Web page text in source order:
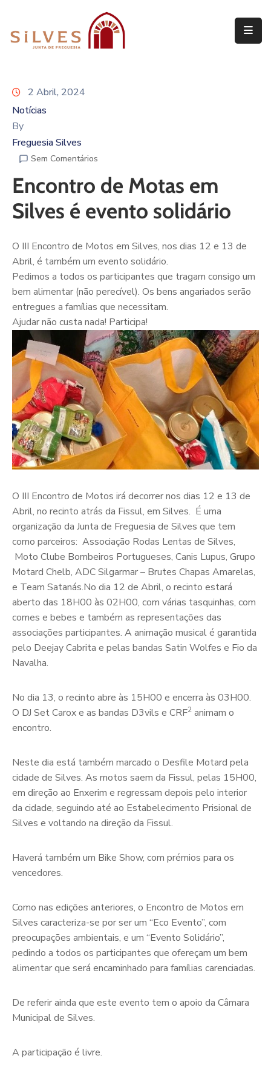
de
Freguesia
Assembleia
Freguesia
Projetos
2 Abril, 2024
Notícias
By
Freguesia Silves
Sem Comentários
Encontro de Motas em
Silves é evento solidário
O III Encontro de Motos em Silves, nos dias 12 e 13 de
Abril, é também um evento solidário.
Pedimos a todos os participantes que tragam consigo um
bem alimentar (não perecível). Os bens angariados serão
entregues a famílias que necessitam.
Ajudar não custa nada! Participa!
O III Encontro de Motos irá decorrer nos dias 12 e 13 de
Abril, no recinto atrás da Fissul, em Silves. É uma
organização da Junta de Freguesia de Silves que tem
como parceiros: Associação Rodas Lentas de Silves,
Moto Clube Bombeiros Portugueses, Canis Lupus, Grupo
Motard Chelb, ADC Silgarmar – Brutes Chapas Amarelas,
e Team Satanás.No dia 12 de Abril, o recinto estará
aberto das 18H00 às 02H00, com várias tasquinhas, com
comes e bebes e também as representações das
associações participantes. A animação musical é garantida
pelo Deejay Cabrita e pelas bandas Satin Wolfes e Fio da
Navalha.
No dia 13, o recinto abre às 15H00 e encerra às 03H00.
O DJ Set Carox e as bandas D3vils e CRF2 animam o
encontro.
Neste dia está também marcado o Desfile Motard pela
cidade de Silves. As motos saem da Fissul, pelas 15H00,
em direção ao Enxerim e regressam depois pelo interior
da cidade, seguindo até ao Estabelecimento Prisional de
Silves e voltando na direção da Fissul.
Haverá também um Bike Show, com prémios para os
vencedores.
Como nas edições anteriores, o Encontro de Motos em
Silves caracteriza-se por ser um “Eco Evento”, com
preocupações ambientais, e um “Evento Solidário”,
pedindo a todos os participantes que ofereçam um bem
alimentar que será encaminhado para famílias carenciadas.
De referir ainda que este evento tem o apoio da Câmara
Municipal de Silves.
A participação é livre.